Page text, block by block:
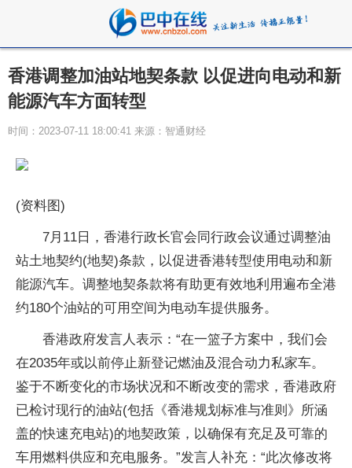
香港调整加油站地契条款 以促进向电动和新
能源汽车方面转型
时间：2023-07-11 18:00:41 来源：智通财经
(资料图)
7月11日，香港行政长官会同行政会议通过调整油
站土地契约(地契)条款，以促进香港转型使用电动和新
能源汽车。调整地契条款将有助更有效地利用遍布全港
约180个油站的可用空间为电动车提供服务。
香港政府发言人表示：“在一篮子方案中，我们会
在2035年或以前停止新登记燃油及混合动力私家车。
鉴于不断变化的市场状况和不断改变的需求，香港政府
已检讨现行的油站(包括《香港规划标准与准则》所涵
盖的快速充电站)的地契政策，以确保有充足及可靠的
车用燃料供应和充电服务。”发言人补充：“此次修改将